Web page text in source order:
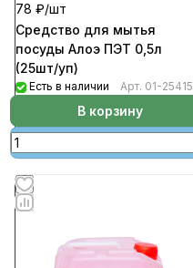
78 ₽/шт
Средство для мытья
посуды Алоэ ПЭТ 0,5л
(25шт/уп)
Есть в наличии Арт. 01-25415
В корзину